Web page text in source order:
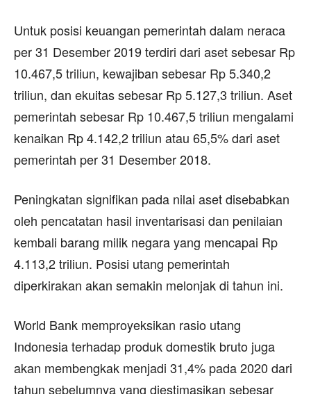
Untuk posisi keuangan pemerintah dalam neraca
per 31 Desember 2019 terdiri dari aset sebesar Rp
10.467,5 triliun, kewajiban sebesar Rp 5.340,2
triliun, dan ekuitas sebesar Rp 5.127,3 triliun. Aset
pemerintah sebesar Rp 10.467,5 triliun mengalami
kenaikan Rp 4.142,2 triliun atau 65,5% dari aset
pemerintah per 31 Desember 2018.
Peningkatan signifikan pada nilai aset disebabkan
oleh pencatatan hasil inventarisasi dan penilaian
kembali barang milik negara yang mencapai Rp
4.113,2 triliun. Posisi utang pemerintah
diperkirakan akan semakin melonjak di tahun ini.
World Bank memproyeksikan rasio utang
Indonesia terhadap produk domestik bruto juga
akan membengkak menjadi 31,4% pada 2020 dari
tahun sebelumnya yang diestimasikan sebesar